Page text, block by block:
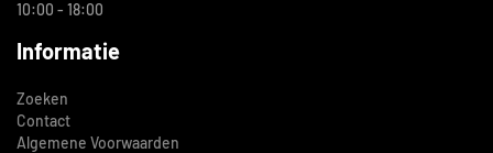
10:00 - 18:00
Informatie
Zoeken
Contact
Algemene Voorwaarden